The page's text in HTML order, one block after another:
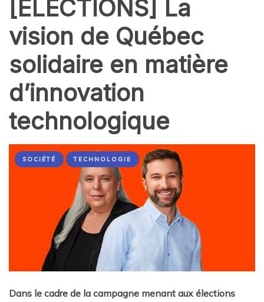
[ÉLECTIONS] La
vision de Québec
solidaire en matière
d’innovation
technologique
SOCIÉTÉ TECHNOLOGIE
Dans le cadre de la campagne menant aux élections